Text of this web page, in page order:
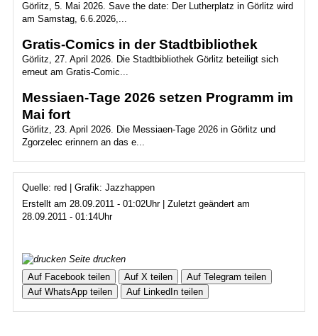
Görlitz, 5. Mai 2026. Save the date: Der Lutherplatz in Görlitz wird
am Samstag, 6.6.2026,...
Gratis-Comics in der Stadtbibliothek
Görlitz, 27. April 2026. Die Stadtbibliothek Görlitz beteiligt sich
erneut am Gratis-Comic...
Messiaen-Tage 2026 setzen Programm im
Mai fort
Görlitz, 23. April 2026. Die Messiaen-Tage 2026 in Görlitz und
Zgorzelec erinnern an das e...
Quelle: red | Grafik: Jazzhappen
Erstellt am 28.09.2011 - 01:02Uhr | Zuletzt geändert am
28.09.2011 - 01:14Uhr
Seite drucken
Auf Facebook teilen
Auf X teilen
Auf Telegram teilen
Auf WhatsApp teilen
Auf LinkedIn teilen